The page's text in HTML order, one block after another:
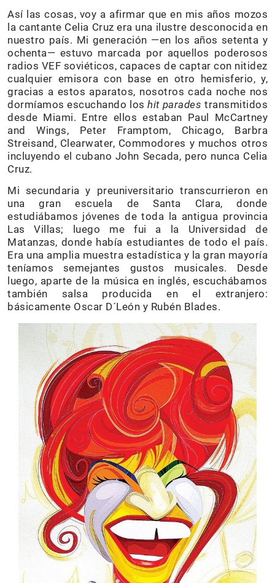
Así las cosas, voy a afirmar que en mis años mozos
la cantante Celia Cruz era una ilustre desconocida en
nuestro país. Mi generación —en los años setenta y
ochenta— estuvo marcada por aquellos poderosos
radios VEF soviéticos, capaces de captar con nitidez
cualquier emisora con base en otro hemisferio, y,
gracias a estos aparatos, nosotros cada noche nos
dormíamos escuchando loshit parades transmitidos
desde Miami. Entre ellos estaban Paul McCartney
and Wings, Peter Framptom, Chicago, Barbra
Streisand, Clearwater, Commodores y muchos otros
incluyendo el cubano John Secada, pero nunca Celia
Cruz.
Mi secundaria y preuniversitario transcurrieron en
una gran escuela de Santa Clara, donde
estudiábamos jóvenes de toda la antigua provincia
Las Villas; luego me fui a la Universidad de
Matanzas, donde había estudiantes de todo el país.
Era una amplia muestra estadística y la gran mayoría
teníamos semejantes gustos musicales. Desde
luego, aparte de la música en inglés, escuchábamos
también salsa producida en el extranjero:
básicamente Oscar D´León y Rubén Blades.